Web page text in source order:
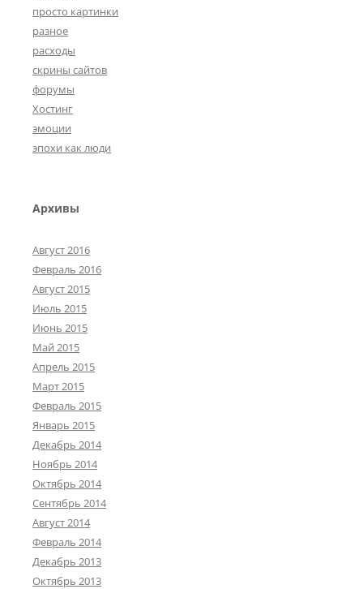
просто картинки
разное
расходы
скрины сайтов
форумы
Хостинг
эмоции
эпохи как люди
Архивы
Август 2016
Февраль 2016
Август 2015
Июль 2015
Июнь 2015
Май 2015
Апрель 2015
Март 2015
Февраль 2015
Январь 2015
Декабрь 2014
Ноябрь 2014
Октябрь 2014
Сентябрь 2014
Август 2014
Февраль 2014
Декабрь 2013
Октябрь 2013